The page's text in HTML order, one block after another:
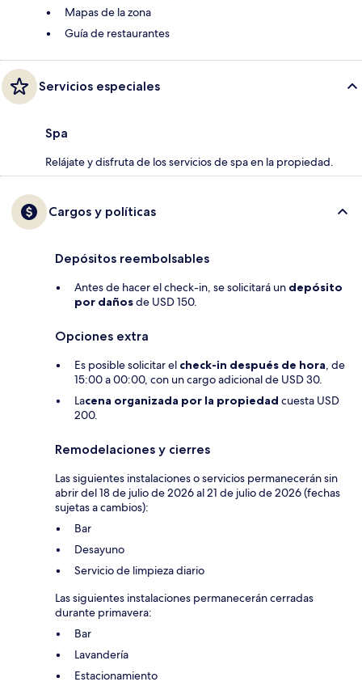
Mapas de la zona
Guía de restaurantes
Servicios especiales
Spa
Relájate y disfruta de los servicios de spa en la propiedad.
Cargos y políticas
Depósitos reembolsables
Antes de hacer el check-in, se solicitará un depósito
por dañosde USD 150.
Opciones extra
Es posible solicitar el check-in después de hora, de
15:00 a 00:00, con un cargo adicional de USD 30.
Lacena organizada por la propiedad cuesta USD
200.
Remodelaciones y cierres
Las siguientes instalaciones o servicios permanecerán sin
abrir del 18 de julio de 2026 al 21 de julio de 2026 (fechas
sujetas a cambios):
Bar
Desayuno
Servicio de limpieza diario
Las siguientes instalaciones permanecerán cerradas
durante primavera:
Bar
Lavandería
Estacionamiento